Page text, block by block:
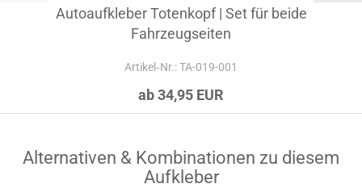
Autoaufkleber Totenkopf | Set für beide
Fahrzeugseiten
Artikel‑Nr.: TA-019-001
ab 34,95 EUR
Alternativen & Kombinationen zu diesem
Aufkleber